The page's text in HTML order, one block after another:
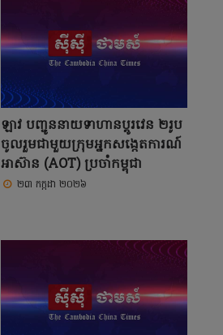
ឡាវ បញ្ជូននាយទាហានប្តូរវេន ២រូប
ចូលរួមជាមួយក្រុមអ្នកសង្កេតការណ៍
អាស៊ាន (AOT) ប្រចាំកម្ពុជា
២៣ កក្កដា ២០២៦